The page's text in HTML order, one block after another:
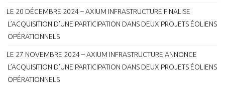
LE 20 DÉCEMBRE 2024 – AXIUM INFRASTRUCTURE FINALISE
L’ACQUISITION D’UNE PARTICIPATION DANS DEUX PROJETS ÉOLIENS
OPÉRATIONNELS
LE 27 NOVEMBRE 2024 – AXIUM INFRASTRUCTURE ANNONCE
L’ACQUISITION D’UNE PARTICIPATION DANS DEUX PROJETS ÉOLIENS
OPÉRATIONNELS